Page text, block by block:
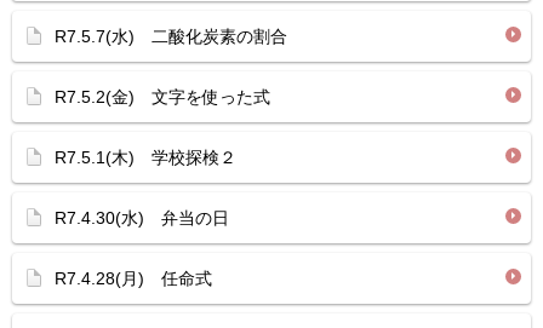
R7.5.7(水) 二酸化炭素の割合
R7.5.2(金) 文字を使った式
R7.5.1(木) 学校探検２
R7.4.30(水) 弁当の日
R7.4.28(月) 任命式